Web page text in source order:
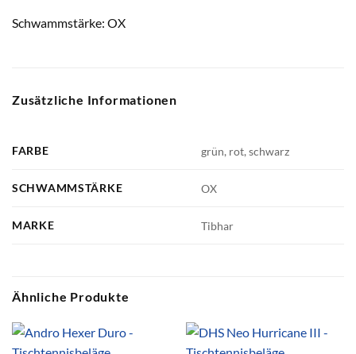
Schwammstärke: OX
Zusätzliche Informationen
FARBE grün, rot, schwarz
SCHWAMMSTÄRKE OX
MARKE Tibhar
Ähnliche Produkte